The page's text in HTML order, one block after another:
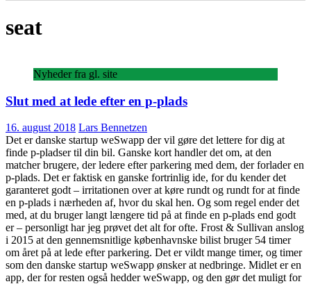
seat
Nyheder fra gl. site
Slut med at lede efter en p-plads
16. august 2018 Lars Bennetzen
Det er danske startup weSwapp der vil gøre det lettere for dig at
finde p-pladser til din bil. Ganske kort handler det om, at den
matcher brugere, der ledere efter parkering med dem, der forlader en
p-plads. Det er faktisk en ganske fortrinlig ide, for du kender det
garanteret godt – irritationen over at køre rundt og rundt for at finde
en p-plads i nærheden af, hvor du skal hen. Og som regel ender det
med, at du bruger langt længere tid på at finde en p-plads end godt
er – personligt har jeg prøvet det alt for ofte. Frost & Sullivan anslog
i 2015 at den gennemsnitlige københavnske bilist bruger 54 timer
om året på at lede efter parkering. Det er vildt mange timer, og timer
som den danske startup weSwapp ønsker at nedbringe. Midlet er en
app, der for resten også hedder weSwapp, og den gør det muligt for